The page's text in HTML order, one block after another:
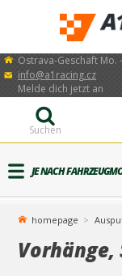
Ostrava-Geschäft Mo.
info@a1racing.cz
Melde dich jetzt an
Suchen
JE NACH
homepage